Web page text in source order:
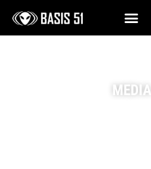
MEDIA